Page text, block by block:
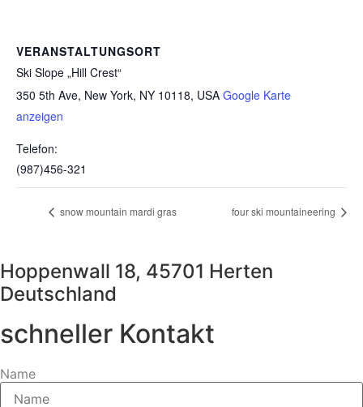
VERANSTALTUNGSORT
Ski Slope „Hill Crest“
350 5th Ave, New York, NY 10118, USA Google Karte
anzeigen
Telefon:
(987)456-321
snow mountain mardi gras four ski mountaineering
Hoppenwall 18, 45701 Herten
Deutschland
schneller Kontakt
Name